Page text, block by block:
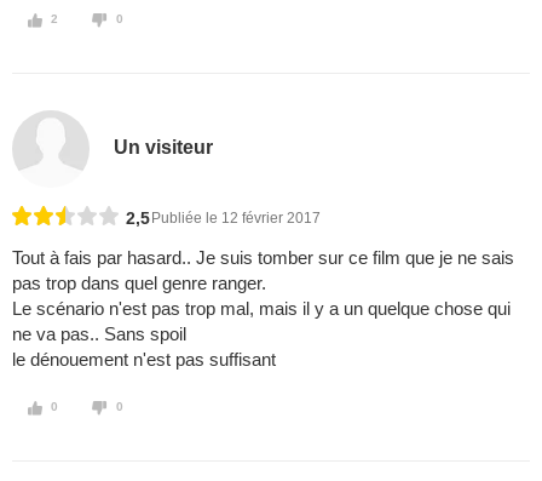
2 0
Un visiteur
2,5 Publiée le 12 février 2017
Tout à fais par hasard.. Je suis tomber sur ce film que je ne sais
pas trop dans quel genre ranger.
Le scénario n'est pas trop mal, mais il y a un quelque chose qui
ne va pas.. Sans spoil
le dénouement n'est pas suffisant
0 0